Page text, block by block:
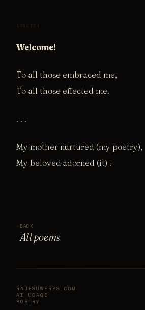
ENGLISH
Welcome!
To all those embraced me,
To all those effected me.
. . .
My mother nurtured (my poetry),
My beloved adorned (it) !
←BACK
All poems
RAJESUWERPS.COM
AI USAGE
POETRY